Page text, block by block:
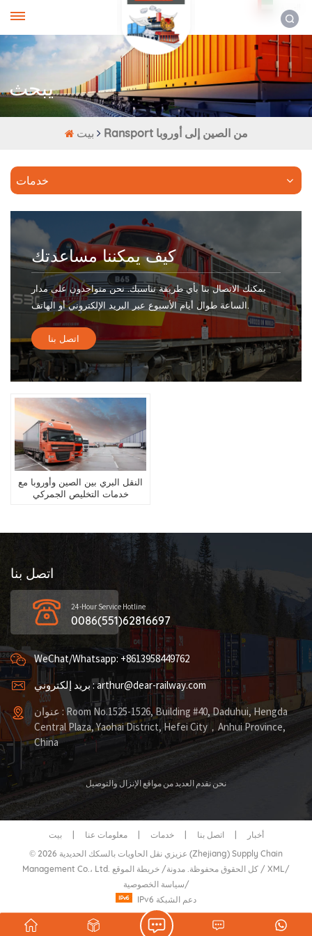
يبحث
Ransport من الصين إلى أوروبا
خدمات
كيف يمكننا مساعدتك
يمكنك الاتصال بنا بأي طريقة تناسبك. نحن متواجدون على مدار
الساعة طوال أيام الأسبوع عبر البريد الإلكتروني أو الهاتف.
اتصل بنا
النقل البري بين الصين وأوروبا مع
خدمات التخليص الجمركي
اتصل بنا
24-Hour Service Hotline
0086(551)62816697
WeChat/Whatsapp: +8613958449762
بريد إلكتروني : arthur@dear-railway.com
عنوان : Room No.1525-1526, Building #40, Daduhui, Hengda
Central Plaza, Yaohai District, Hefei City，Anhui Province,
China
نحن نقدم العديد من مواقع الإنزال والتوصيل
بيت معلومات عنا خدمات اتصل بنا
أخبار
© 2026 عزيزي نقل الحاويات بالسكك الحديدية (Zhejiang) Supply Chain
Management Co.، Ltd. كل الحقوق محفوظة. مدونة/ / XML/
سياسة الخصوصية/
IPv6 دعم الشبكة